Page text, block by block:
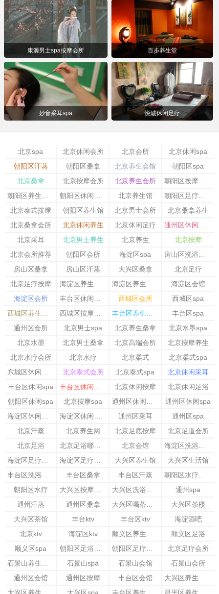
康源男士spa按摩会所 百步养生堂
妙音采耳spa 悦诚休闲足疗
北京spa 北京休闲会所 北京会所
北京休闲spa
朝阳区汗蒸
朝阳区桑拿 北京养生会馆
朝阳区spa
北京桑拿
北京按摩会所 北京养生会所
北京养生馆
北京泰式按摩
朝阳区养生馆 北京男士会所
北京桑拿养生
北京桑拿会所
北京休闲养生 北京休闲足疗
北京采耳
北京男士养生 北京养生
北京按摩
北京会所推荐
朝阳区会所 海淀区spa
房山区桑拿
房山区汗蒸 大兴区桑拿
北京足疗
北京足疗按摩
海淀区会馆
海淀区会所
西城区会所
西城区spa
丰台区spa
通州区会所
北京男士spa 北京养生桑拿
北京水墨spa
北京水墨
北京男士桑拿 北京高端会所
北京按摩养生
北京水疗会所
北京水疗 北京柔式
北京柔式spa
北京泰式会所 北京泰式spa
北京休闲采耳
丰台区休闲spa
北京休闲按摩
北京休闲足浴
朝阳区休闲spa
北京按摩spa
通州区休闲spa
通州区采耳
通州区spa
北京汗蒸
北京养生网 北京足底按摩
北京足道会所
北京足浴
北京会馆
大兴区养生馆
大兴区生活馆
丰台区桑拿 丰台区汗蒸
朝阳区水疗
通州spa
通州汗蒸
通州区桑拿
大兴区茶楼
大兴区茶馆
丰台ktv 丰台区ktv
海淀酒吧
北京ktv
海淀区ktv
顺义区足浴
顺义区spa
北京足疗会所
石景山spa 石景山会馆
石景山会所
通州区会馆
通州区按摩 丰台区会馆